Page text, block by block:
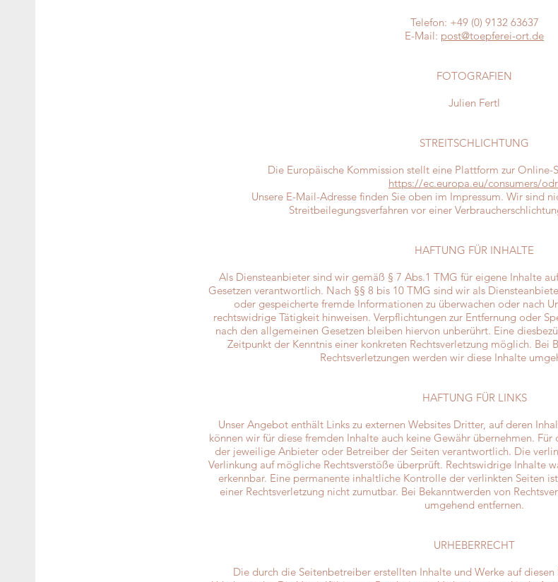
Telefon: +49 (0) 9132 63637
E-Mail: post@toepferei-ort.de
FOTOGRAFIEN
Julien Fertl​
STREITSCHLICHTUNG
Die Europäische Kommission stellt eine Plattform zur
https://ec.europa.eu/consumers/
Unsere E-Mail-Adresse finden Sie oben im Impressum. Wir sind
Streitbeilegungsverfahren vor einer
HAFTUNG FÜR INHALTE
Als Diensteanbieter sind wir gemäß § 7 Abs.1 TMG für eigene Inhalte
Gesetzen verantwortlich. Nach §§ 8 bis 10 TMG sind wir als
oder gespeicherte fremde Informationen zu überwachen oder nach
rechtswidrige Tätigkeit hinweisen. Verpflichtungen zur Entfernung oder
nach den allgemeinen Gesetzen bleiben hiervon unberührt. Eine
Zeitpunkt der Kenntnis einer konkreten Rechtsverletzung möglich. Bei
Rechtsverletzungen werden wir diese Inhalte
HAFTUNG FÜR LINKS
Unser Angebot enthält Links zu externen Websites Dritter, auf deren
können wir für diese fremden Inhalte auch keine Gewähr übernehmen.
der jeweilige Anbieter oder Betreiber der Seiten verantwortlich. Die
Verlinkung auf mögliche Rechtsverstöße überprüft. Rechtswidrige Inhalte
erkennbar. Eine permanente inhaltliche Kontrolle der verlinkten Seiten
einer Rechtsverletzung nicht zumutbar. Bei Bekanntwerden von
umgehend entfernen.
URHEBERRECHT
Die durch die Seitenbetreiber erstellten Inhalte und Werke auf